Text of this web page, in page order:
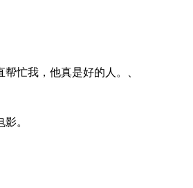
忙我，他真是好的人。、
。